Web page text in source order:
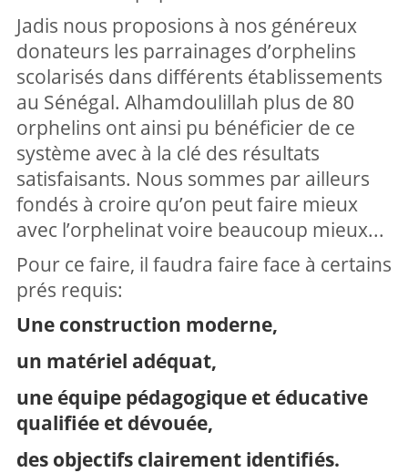
Jadis nous proposions à nos généreux
donateurs les parrainages d’orphelins
scolarisés dans différents établissements
au Sénégal. Alhamdoulillah plus de 80
orphelins ont ainsi pu bénéficier de ce
système avec à la clé des résultats
satisfaisants. Nous sommes par ailleurs
fondés à croire qu’on peut faire mieux
avec l’orphelinat voire beaucoup mieux...
Pour ce faire, il faudra faire face à certains
prés requis:
Une construction moderne,
un matériel adéquat,
une équipe pédagogique et éducative
qualifiée et dévouée,
des objectifs clairement identifiés.